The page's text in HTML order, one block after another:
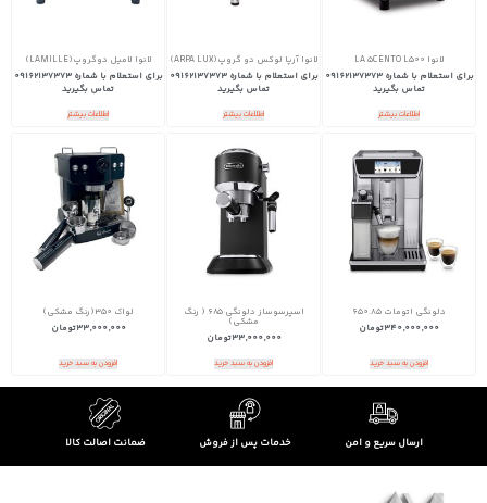
لانوا LA 5CENTO L500
برای استعلام با شماره 09162137373
تماس بگیرید
اطلاعات بیشتر
لانوا آرپا لوکس دو گروپ(ARPA LUX)
برای استعلام با شماره 09162137373
تماس بگیرید
اطلاعات بیشتر
لانوا لامیل دوگروپ(LAMILLE)
برای استعلام با شماره 09162137373
تماس بگیرید
اطلاعات بیشتر
دلونگی اتومات 650.85
340,000,000تومان
افزودن به سبد خرید
اسپرسوساز دلونگی 685 ( رنگ
مشکی)
33,000,000تومان
افزودن به سبد خرید
لواک 350(رنگ مشکی)
33,000,000تومان
افزودن به سبد خرید
ارسال سریع و امن خدمات پس از فروش ضمانت اصالت کالا